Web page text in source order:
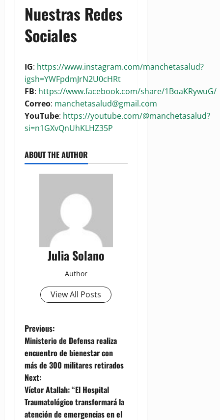
Nuestras Redes
Sociales
IG: https://www.instagram.com/manchetasalud?
igsh=YWFpdmJrN2U0cHRt
FB: https://www.facebook.com/share/1BoaKRywuG/
Correo: manchetasalud@gmail.com
YouTube: https://youtube.com/@manchetasalud?
si=n1GXvQnUhKLHZ35P
ABOUT THE AUTHOR
Julia Solano
Author
View All Posts
P
o
s
t
n
Previous:
Ministerio de Defensa realiza
encuentro de bienestar con
más de 300 militares retirados
Next:
Víctor Atallah: “El Hospital
Traumatológico transformará la
atención de emergencias en el